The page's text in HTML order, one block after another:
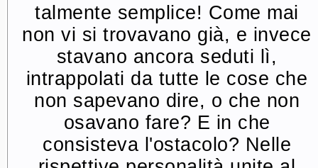
talmente semplice! Come mai
non vi si trovavano già, e invece
stavano ancora seduti lì,
intrappolati da tutte le cose che
non sapevano dire, o che non
osavano fare? E in che
consisteva l'ostacolo? Nelle